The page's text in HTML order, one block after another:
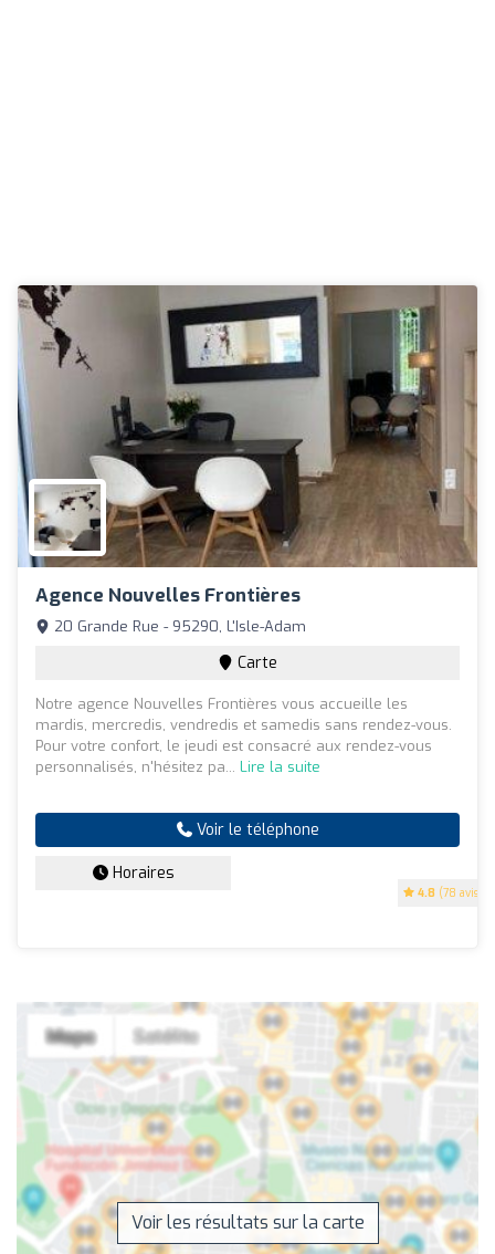
Agence Nouvelles Frontières
4.8 (78 avis)
20 Grande Rue - 95290, L'Isle-Adam
Carte
Notre agence Nouvelles Frontières vous accueille les
mardis, mercredis, vendredis et samedis sans rendez-vous.
Pour votre confort, le jeudi est consacré aux rendez-vous
personnalisés, n'hésitez pa... Lire la suite
Voir le téléphone
Horaires
Voir les résultats sur la carte